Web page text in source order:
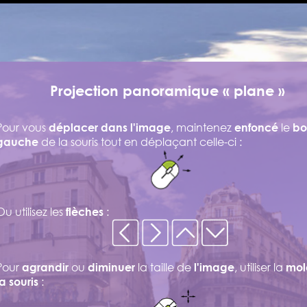
Projection panoramique « plane »
vous déplacer dans l'image, maintenez enfoncé le
de la souris tout en déplaçant celle-ci :
utilisez les flèches :
agrandir ou diminuer la taille de l'image, utiliser la
souris :